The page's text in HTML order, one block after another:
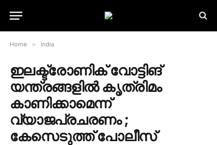
Home » India
ഇലക്ട്രോണിക് വോട്ടിങ്
യന്ത്രങ്ങളില്‍ കൃത്രിമം
കാണിക്കാമെന്ന്
വ്യാജപ്രചരണം ;
കേസെടുത്ത് പോലീസ്